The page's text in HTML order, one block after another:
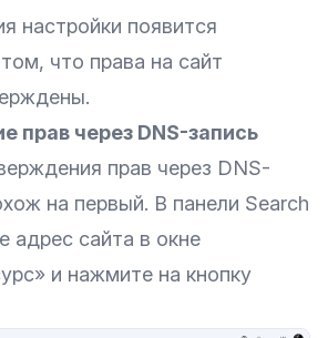
настройки появится
что права на сайт
прав через DNS-запись
прав через DNS-
на первый. В панели Search
адрес сайта в окне
и нажмите на кнопку